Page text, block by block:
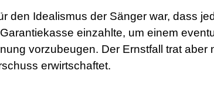
den Idealismus der Sänger war, dass
einzahlte, um einem
vorzubeugen. Der Ernstfall trat aber
erwirtschaftet.